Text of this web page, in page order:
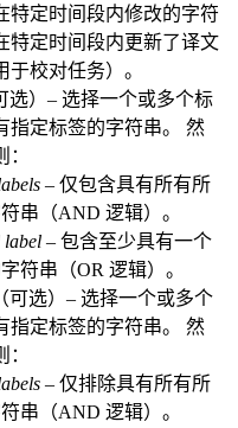
特定时间段内修改的字符
特定时间段内更新了译文
校对任务）。
选）– 选择一个或多个标
指定标签的字符串。 然
– 仅包含具有所有所
串（AND 逻辑）。
label – 包含至少具有一个
符串（OR 逻辑）。
（可选）– 选择一个或多个
指定标签的字符串。 然
– 仅排除具有所有所
串（AND 逻辑）。